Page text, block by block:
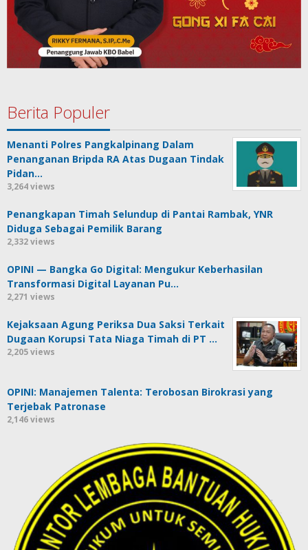
Berita Populer
Menanti Polres Pangkalpinang Dalam
Penanganan Bripda RA Atas Dugaan Tindak
Pidan…
3,264 views
Penangkapan Timah Selundup di Pantai Rambak, YNR
Diduga Sebagai Pemilik Barang
2,332 views
OPINI — Bangka Go Digital: Mengukur Keberhasilan
Transformasi Digital Layanan Pu…
2,271 views
Kejaksaan Agung Periksa Dua Saksi Terkait
Dugaan Korupsi Tata Niaga Timah di PT …
2,205 views
OPINI: Manajemen Talenta: Terobosan Birokrasi yang
Terjebak Patronase
2,146 views